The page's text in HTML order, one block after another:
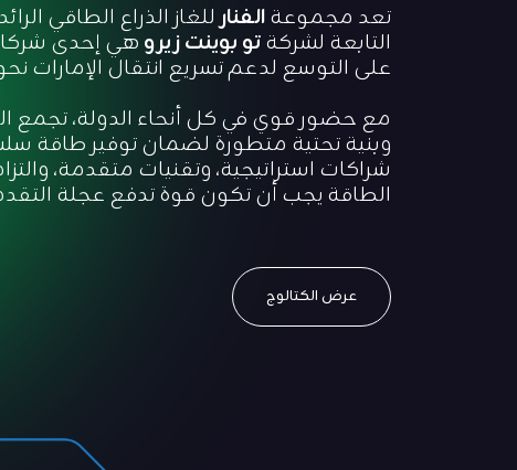
تعد مجموعةالفنارللغاز الذراع الطاقي
التابعة لشركةتو بوينت زيرو هي إحدى
على التوسع لدعم تسريع انتقال الإمارات
وبنية تحتية متطورة لضمان توفير طاقة
شراكات استراتيجية، وتقنيات متقدمة،
الطاقة يجب أن تكون قوة تدفع عجلة
عرض الكتالوج